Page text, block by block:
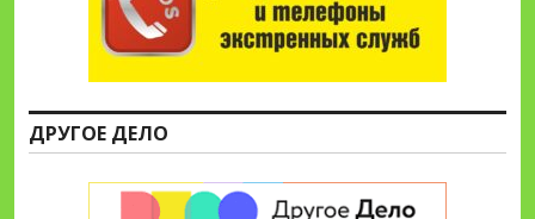
ДРУГОЕ ДЕЛО